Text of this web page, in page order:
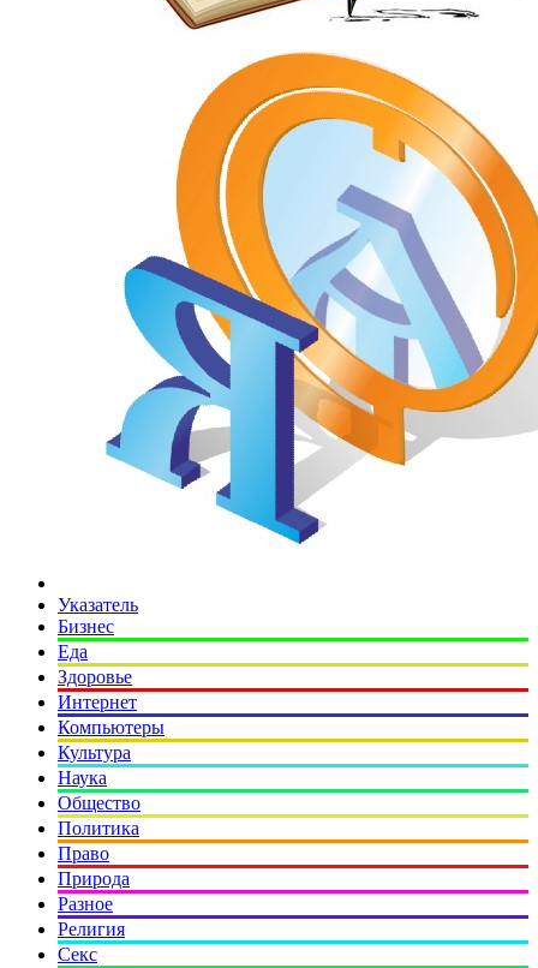
Указатель
Бизнес
Еда
Здоровье
Интернет
Компьютеры
Культура
Наука
Общество
Политика
Право
Природа
Разное
Религия
Секс